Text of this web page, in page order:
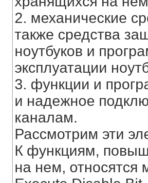
2. механические
также средства
ноутбуков и
эксплуатации
3. функции и
и надежное
каналам.
Рассмотрим эти
К функциям,
на нем,